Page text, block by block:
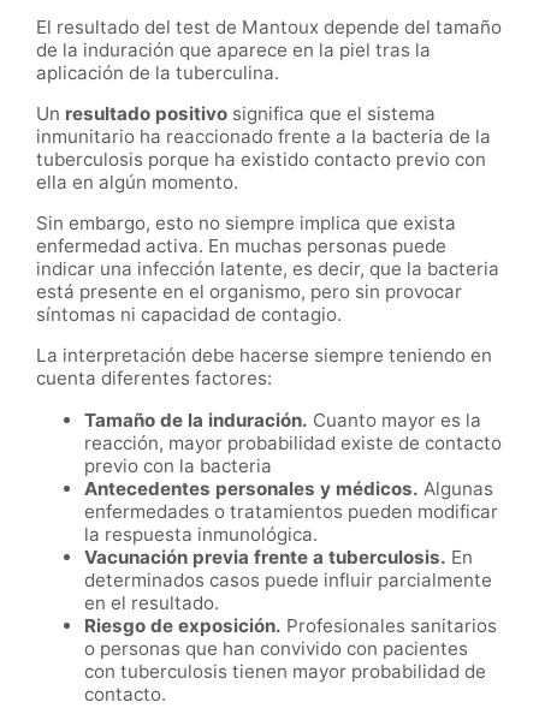
El resultado del test de Mantoux depende del tamaño
de la induración que aparece en la piel tras la
aplicación de la tuberculina.
Un resultado positivo significa que el sistema
inmunitario ha reaccionado frente a la bacteria de la
tuberculosis porque ha existido contacto previo con
ella en algún momento.
Sin embargo, esto no siempre implica que exista
enfermedad activa. En muchas personas puede
indicar una infección latente, es decir, que la bacteria
está presente en el organismo, pero sin provocar
síntomas ni capacidad de contagio.
La interpretación debe hacerse siempre teniendo en
cuenta diferentes factores:
Tamaño de la induración. Cuanto mayor es la
reacción, mayor probabilidad existe de contacto
previo con la bacteria
Antecedentes personales y médicos. Algunas
enfermedades o tratamientos pueden modificar
la respuesta inmunológica.
Vacunación previa frente a tuberculosis. En
determinados casos puede influir parcialmente
en el resultado.
Riesgo de exposición. Profesionales sanitarios
o personas que han convivido con pacientes
con tuberculosis tienen mayor probabilidad de
contacto.